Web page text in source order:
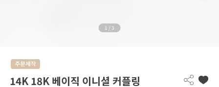
1 / 3
14K 18K 베이직 이니셜 커플링